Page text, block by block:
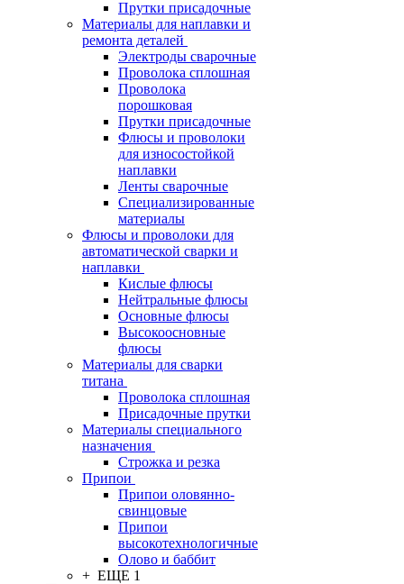
Прутки присадочные
Материалы для наплавки и
ремонта деталей
Электроды сварочные
Проволока сплошная
Проволока
порошковая
Прутки присадочные
Флюсы и проволоки
для износостойкой
наплавки
Ленты сварочные
Специализированные
материалы
Флюсы и проволоки для
автоматической сварки и
наплавки
Кислые флюсы
Нейтральные флюсы
Основные флюсы
Высокоосновные
флюсы
Материалы для сварки
титана
Проволока сплошная
Присадочные прутки
Материалы специального
назначения
Строжка и резка
Припои
Припои оловянно-
свинцовые
Припои
высокотехнологичные
Олово и баббит
+ ЕЩЕ 1